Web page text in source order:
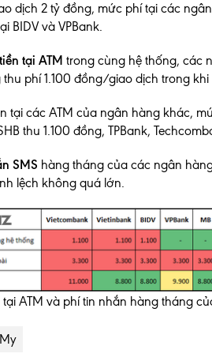
dịch 2 tỷ đồng, mức phí tại các
BIDV và VPBank.
tại ATM trong cùng hệ thống, các
thu phí 1.100 đồng/giao dịch trong
tại các ATM của ngân hàng khác,
thu 1.100 đồng, TPBank,
SMS hàng tháng của các ngân
lệch không quá lớn.
tại ATM và phí tin nhắn hàng tháng